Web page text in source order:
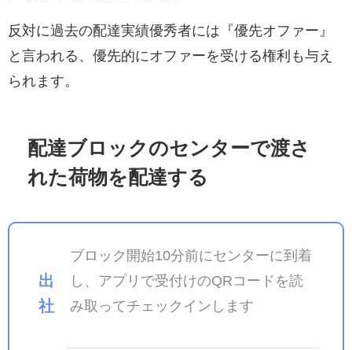
反対に過去の配達実績優秀者には『優先オファー』
と言われる、優先的にオファーを受ける権利も与え
られます。
配達ブロックのセンターで渡さ
れた荷物を配達する
出
社
ブロック開始10分前にセンターに到着
し、アプリで受付けのQRコードを読
み取ってチェックインします